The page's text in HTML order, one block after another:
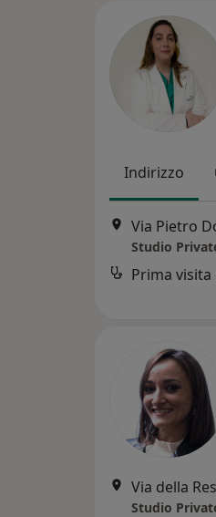
Indirizzo
Via Pietro
Studio
Prima
Via della
Studio